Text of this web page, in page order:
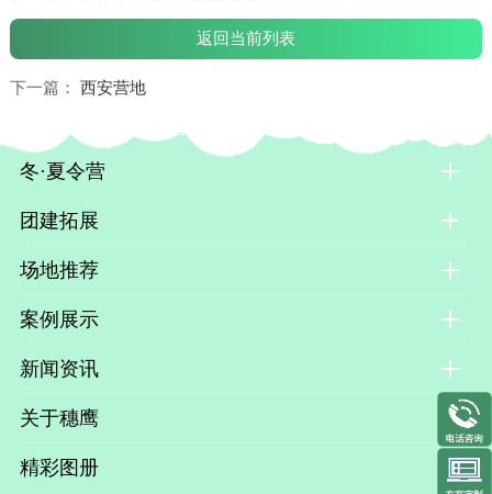
返回当前列表
下一篇： 西安营地
冬·夏令营
团建拓展
场地推荐
案例展示
新闻资讯
关于穗鹰
精彩图册